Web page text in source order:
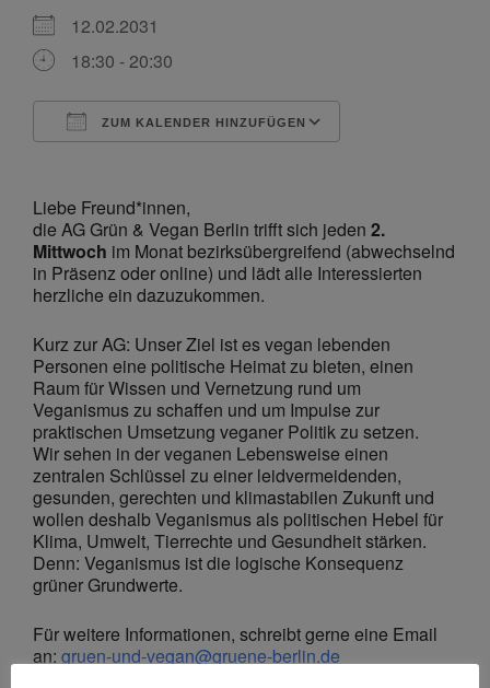
12.02.2031
18:30 - 20:30
ZUM KALENDER HINZUFÜGEN
Liebe Freund*innen,
die AG Grün & Vegan Berlin trifft sich jeden 2.
Mittwoch im Monat bezirksübergreifend (abwechselnd
in Präsenz oder online) und lädt alle Interessierten
herzliche ein dazuzukommen.
Kurz zur AG: Unser Ziel ist es vegan lebenden
Personen eine politische Heimat zu bieten, einen
Raum für Wissen und Vernetzung rund um
Veganismus zu schaffen und um Impulse zur
praktischen Umsetzung veganer Politik zu setzen.
Wir sehen in der veganen Lebensweise einen
zentralen Schlüssel zu einer leidvermeidenden,
gesunden, gerechten und klimastabilen Zukunft und
wollen deshalb Veganismus als politischen Hebel für
Klima, Umwelt, Tierrechte und Gesundheit stärken.
Denn: Veganismus ist die logische Konsequenz
grüner Grundwerte.
Für weitere Informationen, schreibt gerne eine Email
an: gruen-und-vegan@gruene-berlin.de